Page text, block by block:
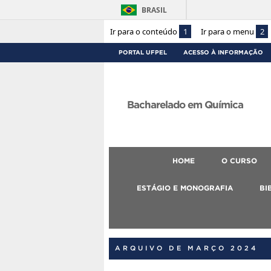
Ir para o conteúdo 1 Ir para o menu 2
BRASIL
PORTAL UFPEL ACESSO À INFORMAÇÃO
Bacharelado em Química
HOME O CURSO
ESTÁGIO E MONOGRAFIA
ARQUIVO DE MARÇO 2024